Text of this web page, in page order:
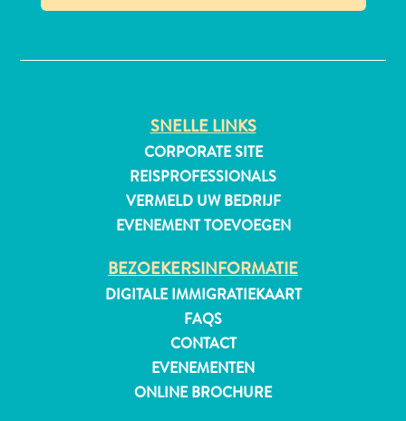
SNELLE LINKS
CORPORATE SITE
REISPROFESSIONALS
VERMELD UW BEDRIJF
EVENEMENT TOEVOEGEN
BEZOEKERSINFORMATIE
DIGITALE IMMIGRATIEKAART
FAQS
CONTACT
EVENEMENTEN
ONLINE BROCHURE